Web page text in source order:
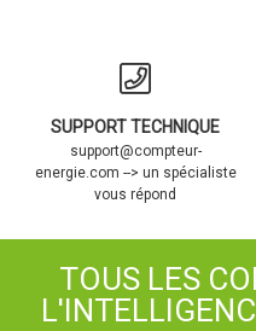
SUPPORT TECHNIQUE
support@compteur-
energie.com --> un spécialiste
vous répond
TOUS LES